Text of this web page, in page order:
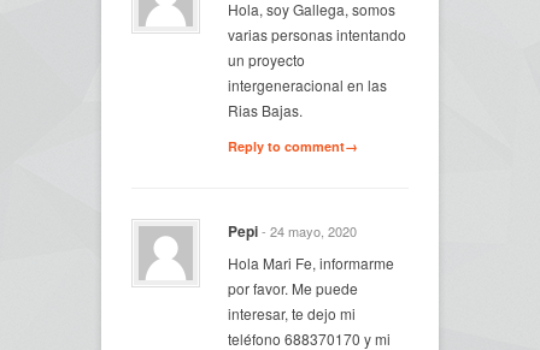
Hola, soy Gallega, somos
varias personas intentando
un proyecto
intergeneracional en las
Rias Bajas.
Reply to comment→
Pepi- 24 mayo, 2020
Hola Mari Fe, informarme
por favor. Me puede
interesar, te dejo mi
teléfono 688370170 y mi